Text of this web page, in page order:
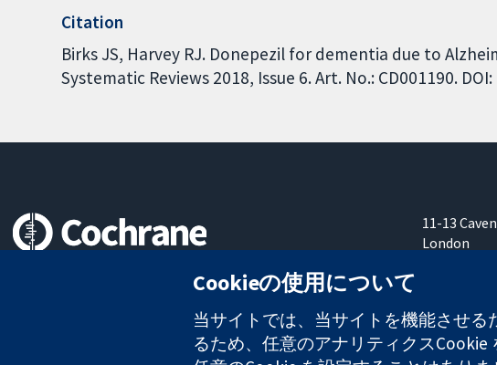
Citation
Birks JS, Harvey RJ. Donepezil for dementia due to
Systematic Reviews 2018, Issue 6. Art. No.: CD001190.
11-13
London
Cookieの使用について
当サイトでは、当サイトを機能させ
るため、任意のアナリティクスCookie